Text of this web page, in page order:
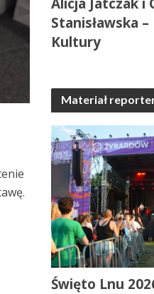
Stanisławska
Kultury
Materiał
Święto Lnu